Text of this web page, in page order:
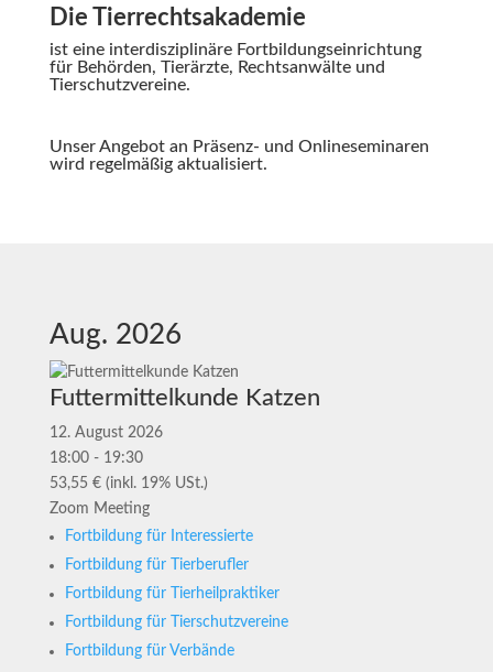
Die Tierrechtsakademie
ist eine interdisziplinäre Fortbildungseinrichtung
für Behörden, Tierärzte, Rechtsanwälte und
Tierschutzvereine.
Unser Angebot an Präsenz- und Onlineseminaren
wird regelmäßig aktualisiert.
Aug. 2026
Futtermittelkunde Katzen
12. August 2026
18:00 - 19:30
53,55 € (inkl. 19% USt.)
Zoom Meeting
Fortbildung für Interessierte
Fortbildung für Tierberufler
Fortbildung für Tierheilpraktiker
Fortbildung für Tierschutzvereine
Fortbildung für Verbände